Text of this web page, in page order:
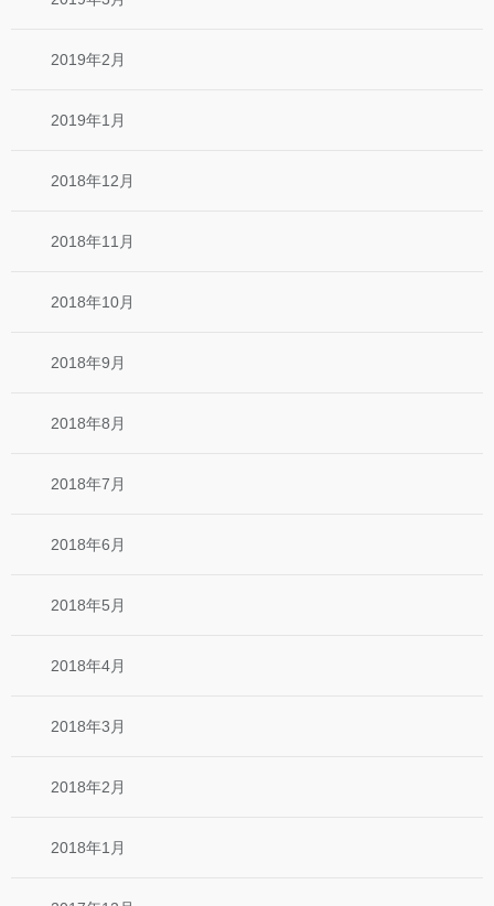
2019年2月
2019年1月
2018年12月
2018年11月
2018年10月
2018年9月
2018年8月
2018年7月
2018年6月
2018年5月
2018年4月
2018年3月
2018年2月
2018年1月